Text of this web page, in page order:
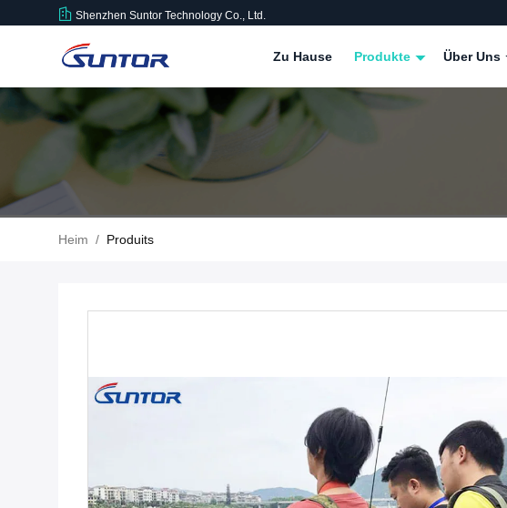
Shenzhen Suntor Technology Co., Ltd.
Zu Hause Produkte Über Uns
Heim / Produits